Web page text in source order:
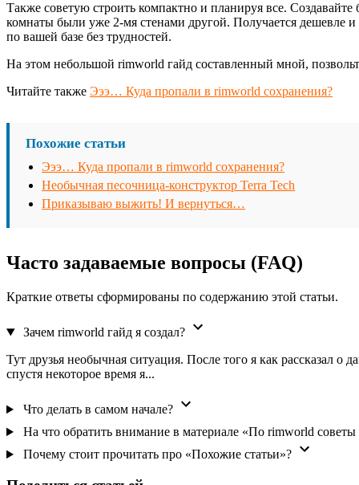
Также советую строить компактно и планируя все.
комнаты были уже 2-мя стенами другой. Получается дешевле
по вашей базе без трудностей.
На этом небольшой rimworld гайд составленный мной,
Читайте также Эээ… Куда пропали в rimworld сохранения?
Похожие статьи
Эээ… Куда пропали в rimworld сохранения?
Необычная песочница-конструктор Terra Tech
Приказываю выжить! И вернуться…
Часто задаваемые вопросы (FAQ)
Краткие ответы сформированы по содержанию этой статьи.
Зачем rimworld гайд я создал?
Тут друзья необычная ситуация. После того я как рассказал
спустя некоторое время я...
Что делать в самом начале?
На что обратить внимание в материале «По rimworld советы
Почему стоит прочитать про «Похожие статьи»?